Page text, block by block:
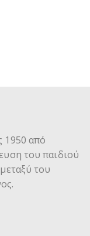
1950 από
του παιδιού
του